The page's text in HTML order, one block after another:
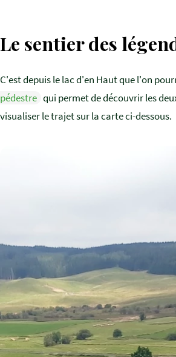
Le sentier des
C'est depuis le lac d'en Haut que l'on
pédestre qui permet de découvrir les
visualiser le trajet sur la carte ci-dessous.